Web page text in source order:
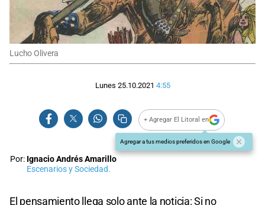
Lucho Olivera
Lunes 25.10.2021 4:55
+ Agregar El Litoral en
Agregar a tus medios preferidos en Google
Por: Ignacio Andrés Amarillo
Escenarios y Sociedad.
El pensamiento llega solo ante la noticia: Si no